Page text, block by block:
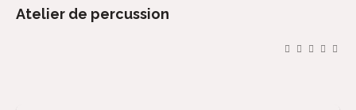
Atelier de percussion